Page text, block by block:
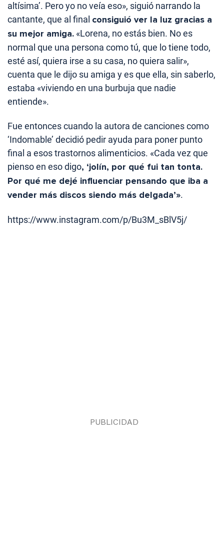
altísima’. Pero yo no veía eso», siguió narrando la
cantante, que al final consiguió ver la luz gracias a
su mejor amiga. «Lorena, no estás bien. No es
normal que una persona como tú, que lo tiene todo,
esté así, quiera irse a su casa, no quiera salir»,
cuenta que le dijo su amiga y es que ella, sin saberlo,
estaba «viviendo en una burbuja que nadie
entiende».
Fue entonces cuando la autora de canciones como
‘Indomable’ decidió pedir ayuda para poner punto
final a esos trastornos alimenticios. «Cada vez que
pienso en eso digo, ‘jolín, por qué fui tan tonta.
Por qué me dejé influenciar pensando que iba a
vender más discos siendo más delgada’».
https://www.instagram.com/p/Bu3M_sBlV5j/